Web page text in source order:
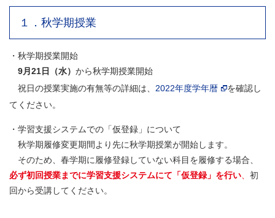
１．秋学期授業
・秋学期授業開始
9月21日（水） から秋学期授業開始
祝日の授業実施の有無等の詳細は、 2022年度学年暦
を確認し
てください。
・学習支援システムでの「仮登録」について
秋学期履修変更期間より先に秋学期授業が開始します。
そのため、春学期に履修登録していない科目を履修する場合、
必ず初回授業までに学習支援システムにて「仮登録」を行い
初
回から受講してください。